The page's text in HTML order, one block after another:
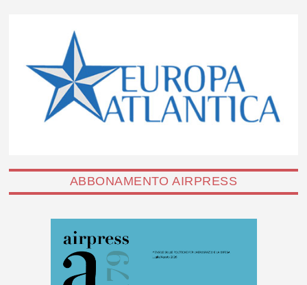
ABBONAMENTO AIRPRESS